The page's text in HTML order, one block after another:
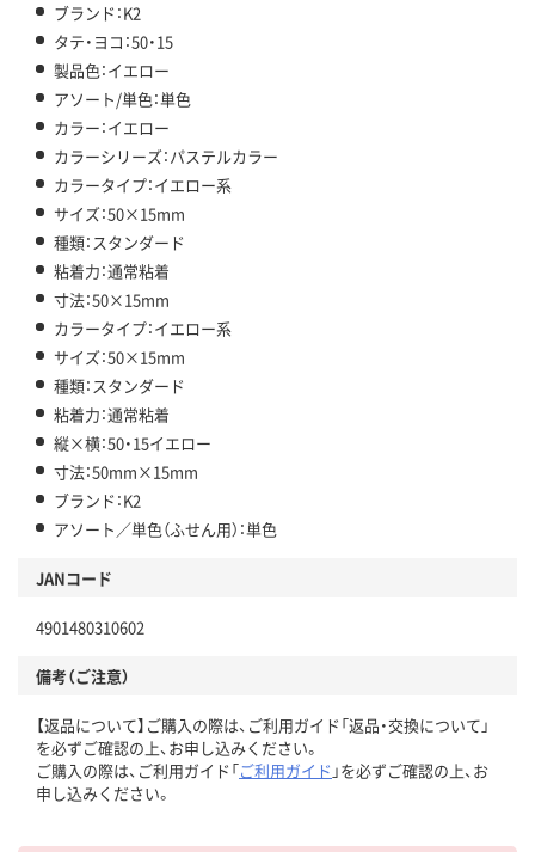
ブランド：K2
タテ・ヨコ：50・15
製品色：イエロー
アソート/単色：単色
カラー：イエロー
カラーシリーズ：パステルカラー
カラータイプ：イエロー系
サイズ：50×15mm
種類：スタンダード
粘着力：通常粘着
寸法：50×15mm
カラータイプ：イエロー系
サイズ：50×15mm
種類：スタンダード
粘着力：通常粘着
縦×横：50・15イエロー
寸法：50mm×15mm
ブランド：K2
アソート／単色（ふせん用）：単色
JANコード
4901480310602
備考（ご注意）
【返品について】ご購入の際は、ご利用ガイド「返品・交換について」
を必ずご確認の上、お申し込みください。
ご購入の際は、ご利用ガイド「ご利用ガイド 」を必ずご確認の上、お
申し込みください。